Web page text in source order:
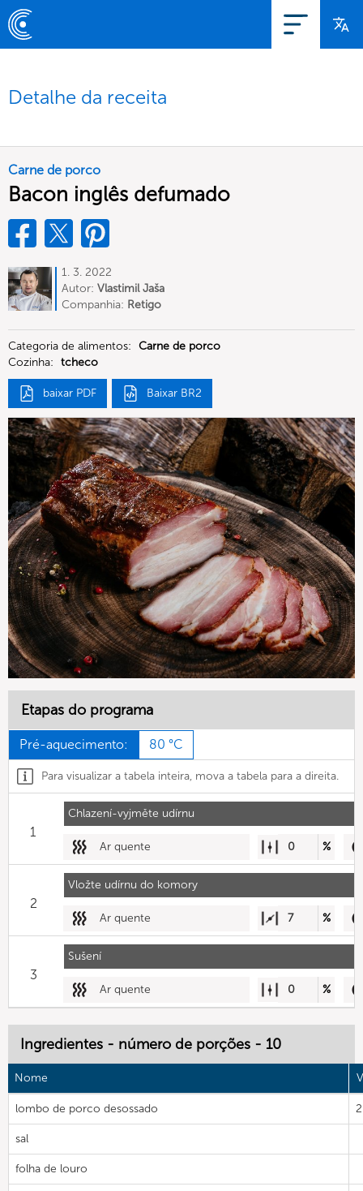
Detalhe da receita
Carne de porco
Bacon inglês defumado
1. 3. 2022
Autor: Vlastimil Jaša
Companhia: Retigo
Categoria de alimentos: Carne de porco
Cozinha: tcheco
baixar PDF Baixar BR2
Etapas do programa
Pré-aquecimento: 80 °C
Para visualizar a tabela inteira, mova a tabela para a direita.
Chlazení-vyjměte udírnu
1
Ar quente 0 %
Vložte udírnu do komory
2
Ar quente 7 %
Sušení
3
Ar quente 0 %
Ingredientes - número de porções - 10
Nome
lombo de porco desossado
sal
folha de louro